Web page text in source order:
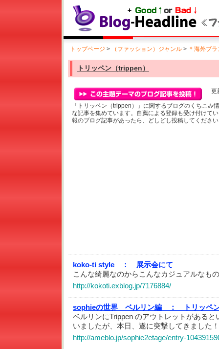
トップページ > （ファッション）ジャンル > ＊海外ブ
トリッペン（trippen）
更
「トリッペン（trippen）」に関するブログのくちこみ
な記事を集めています。自薦による登録も受け付けて
報のブログ記事があったら、どしどし投稿してくださ
koko-ti style ：
展示会にて
こんな綺麗なのからこんなカジュアルなも
http://kokoti.exblog.jp/7176884/
sophieの世界 ベルリン編 ：
トリッペ
ベルリンにTrippen のアウトレットがある
いましたが、本日、遂に突撃してきました！
http://ameblo.jp/sophie2etage/entry-